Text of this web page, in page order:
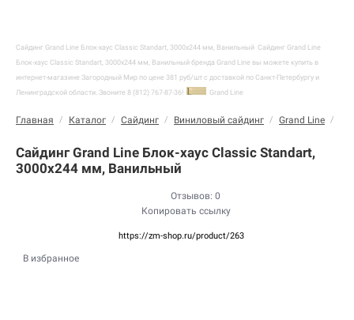
Сайдинг Grand Line Блок-хаус Classic Standart, 3000х244 мм, Ванильный Сайдинг Grand Line
Блок-хаус Classic Standart, 3000х244 мм, Ванильный бренда Grand Line вы можете купить в
интернет-магазине Загородный Мир по цене 381 руб/шт с доставкой по Санкт-Петербургу и
Ленинградской области. Звоните 8 (812) 767-87-36!
Grand Line
Главная / Каталог / Сайдинг / Виниловый сайдинг / Grand Line /
Сайдинг Grand Line Блок-хаус Classic Standart,
3000х244 мм, Ванильный
Отзывов: 0
Копировать ссылку
https://zm-shop.ru/product/263
В избранное